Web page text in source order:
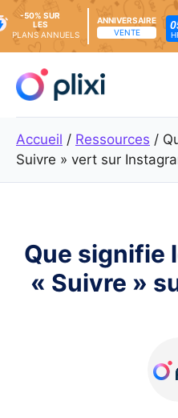
content
-50% SUR
LES
PLANS ANNUELS
ANNIVERSAIRE
VENTE
Accueil / Ressources /
Suivre » vert sur
Que signifie
« Suivre »